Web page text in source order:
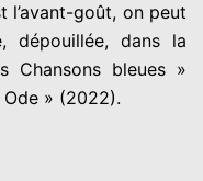
l’avant-goût, on peut
dépouillée, dans la
Chansons bleues »
» (2022).